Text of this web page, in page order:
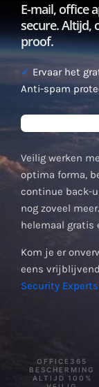
E-mail, office
secure. Altijd,
proof.
✓ Ervaar het
Anti-spam
Veilig werken
optima forma,
continue back-
nog zoveel
helemaal gratis
Kom je er
eens vrijblijvend
Security Experts
OFFICE365
BESCHERMING
ALTIJD 100%